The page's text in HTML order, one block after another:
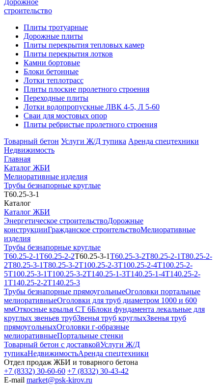
Дорожное
строительство
Плиты тротуарные
Дорожные плиты
Плиты перекрытия тепловых камер
Плиты перекрытия лотков
Камни бортовые
Блоки бетонные
Лотки теплотрасс
Плиты плоские пролетного строения
Переходные плиты
Лотки водопропускные ЛВК 4-5, Л 5-60
Сваи для мостовых опор
Плиты ребристые пролетного строения
Товарный бетон Услуги Ж/Д тупика Аренда спецтехники
Недвижимость
Главная
Каталог ЖБИ
Мелиоративные изделия
Трубы безнапорные круглые
Т60.25-3-1
Каталог
Каталог ЖБИ
Энергетическое строительствоДорожные
конструкцииГражданское строительствоМелиоративные
изделия
Трубы безнапорные круглые
Т60.25-2-1Т60.25-2-2Т60.25-3-1Т60.25-3-2Т80.25-2-1Т80.25-2-
2Т80.25-3-1Т80.25-3-2Т100.25-2-3Т100.25-2-4Т100.25-2-
5Т100.25-3-1Т100.25-3-2Т140.25-1-3Т140.25-1-4Т140.25-2-
1Т140.25-2-2Т140.25-3
Трубы безнапорные прямоугольныеОголовки портальные
мелиоративныеОголовки для труб диаметром 1000 и 600
ммОткосные крылья СТ 6Блоки фундамента лекальные для
круглых звеньев трубЗвенья труб круглыхЗвенья труб
прямоугольныхОголовки г-образные
мелиоративныеПортальные стенки
Товарный бетон с доставкойУслуги Ж/Д
тупикаНедвижимостьАренда спецтехники
Отдел продаж ЖБИ и товарного бетона
+7 (8332) 30-60-60 +7 (8332) 30-43-42
E-mail market@psk-kirov.ru